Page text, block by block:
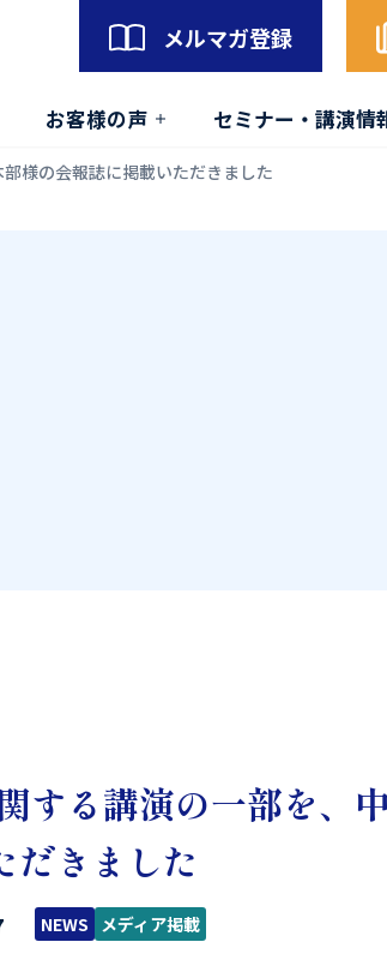
メルマガ登録
お客様の声 セミナー・講演情
様の会報誌に掲載いただきました
する講演の一部を、
だきました
NEWS メディア掲載